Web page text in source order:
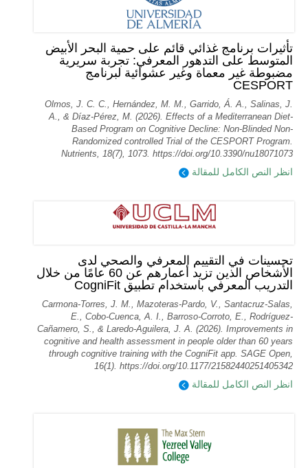
تأثيرات برنامج غذائي قائم على حمية البحر الأبيض
المتوسط على التدهور المعرفي: تجربة سريرية
مضبوطة غير معماة وغير عشوائية لبرنامج
CESPORT
Olmos, J. C. C., Hernández, M. M., Garrido, Á. A., Salinas, J.
A., & Díaz-Pérez, M. (2026). Effects of a Mediterranean Diet-
Based Program on Cognitive Decline: Non-Blinded Non-
Randomized controlled Trial of the CESPORT Program.
Nutrients, 18(7), 1073. https://doi.org/10.3390/nu18071073
انظر النص الكامل للمقالة
تحسينات في التقييم المعرفي والصحي لدى
الأشخاص الذين تزيد أعمارهم عن 60 عامًا من خلال
التدريب المعرفي باستخدام تطبيق CogniFit
Carmona-Torres, J. M., Mazoteras-Pardo, V., Santacruz-Salas,
E., Cobo-Cuenca, A. I., Barroso-Corroto, E., Rodríguez-
Cañamero, S., & Laredo-Aguilera, J. A. (2026). Improvements in
cognitive and health assessment in people older than 60 years
through cognitive training with the CogniFit app. SAGE Open,
16(1). https://doi.org/10.1177/21582440251405342
انظر النص الكامل للمقالة